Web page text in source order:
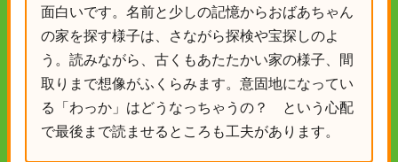
面白いです。名前と少しの記憶からおばあちゃん
の家を探す様子は、さながら探検や宝探しのよ
う。読みながら、古くもあたたかい家の様子、間
取りまで想像がふくらみます。意固地になってい
る「わっか」はどうなっちゃうの？ という心配
で最後まで読ませるところも工夫があります。